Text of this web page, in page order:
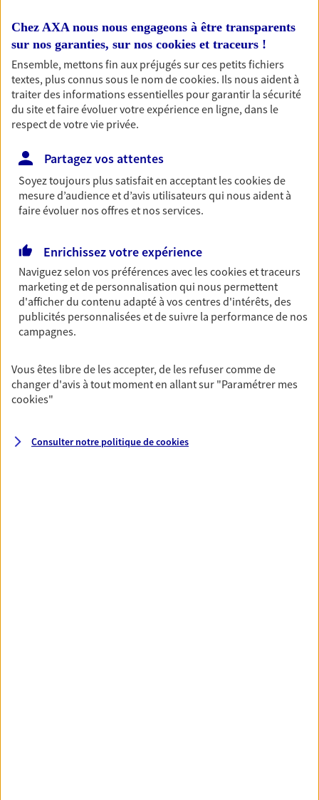
Nos offres phares
Épargne
Réalisez vos projets grâce à votre épargne : achat
immobilier, études des enfants ou voyage autour
simplement, selon votre profil.
Découvrir les offres Épargne
Préparez sereinement ce nouveau chapitre de
votre vie avec les conseils d'un expert. Découvrez
notre solution PER (Plan Epargne Retraite)
spécialement conçue pour la retraite.
Découvrir l'offre Retraite
Prévoyance
Pour un avenir serein, assurez-vous avec notre
contrat prévoyance. Préservez vos proches en cas
invalidité ou de décès.
Chez AXA nous nous engageons à être transparents
sur nos garanties, sur nos cookies et traceurs !
Ensemble, mettons fin aux préjugés sur ces petits fichiers
textes, plus connus sous le nom decookies. Ils nous aident à
traiter des informations essentielles pour garantir la sécurité
du site et faire évoluer votre expérience en ligne, dans le
respect de votre vie privée.
Partagez vos attentes
Soyez toujours plus satisfait en acceptant lescookiesde
mesure d’audience et d’avis utilisateurs qui nous aident à
faire évoluer nos offres et nos services.
Enrichissez votre expérience
Naviguez selon vos préférences avec lescookies et traceurs
marketing et de personnalisation qui nous permettent
d'afficher du contenu adapté à vos centres d'intérêts, des
publicités personnalisées et de suivre la performance de nos
campagnes.
Vous êtes libre de les accepter, de les refuser comme de
changer d'avis à tout moment en allant sur "Paramétrer mes
cookies"
Consulter notre politique decookies